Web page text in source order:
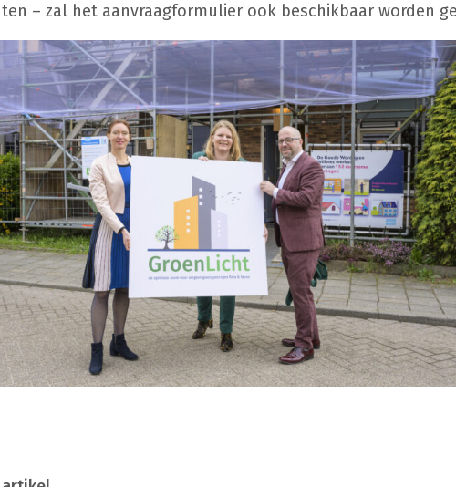
– zal het aanvraagformulier ook beschikbaar worden